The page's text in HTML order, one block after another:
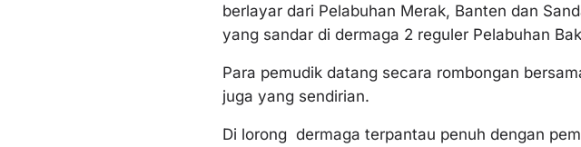
berlayar dari Pelabuhan Merak, Banten dan
yang sandar di dermaga 2 reguler Pelabuhan
Para pemudik datang secara rombongan
juga yang sendirian.
Di lorong dermaga terpantau penuh dengan